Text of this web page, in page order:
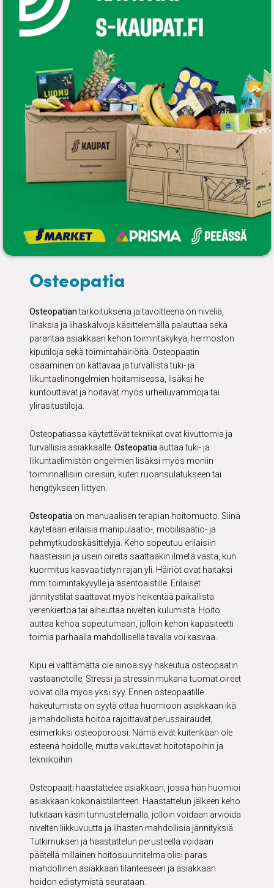
Osteopatia
Osteopatiantarkoituksena ja tavoitteena on niveliä,
lihaksia ja lihaskalvoja käsittelemällä palauttaa sekä
parantaa asiakkaan kehon toimintakykyä, hermoston
kiputiloja sekä toimintahäiriöitä. Osteopaatin
osaaminen on kattavaa ja turvallista tuki- ja
liikuntaelinongelmien hoitamisessa, lisäksi he
kuntouttavat ja hoitavat myös urheiluvammoja tai
ylirasitustiloja.
Osteopatiassa käytettävät tekniikat ovat kivuttomia ja
turvallisia asiakkaalle.Osteopatia auttaa tuki- ja
liikuntaelimistön ongelmien lisäksi myös moniin
toiminnallisiin oireisiin, kuten ruoansulatukseen tai
hengitykseen liittyen.
Osteopatia on manuaalisen terapian hoitomuoto. Siinä
käytetään erilaisia manipulaatio-, mobilisaatio- ja
pehmytkudoskäsittelyjä. Keho sopeutuu erilaisiin
haasteisiin ja usein oireita saattaakin ilmetä vasta, kun
kuormitus kasvaa tietyn rajan yli. Häiriöt ovat haitaksi
mm. toimintakyvylle ja asentoaistille. Erilaiset
jännitystilat saattavat myös heikentää paikallista
verenkiertoa tai aiheuttaa nivelten kulumista. Hoito
auttaa kehoa sopeutumaan, jolloin kehon kapasiteetti
toimia parhaalla mahdollisella tavalla voi kasvaa.
Kipu ei välttämättä ole ainoa syy hakeutua osteopaatin
vastaanotolle. Stressi ja stressin mukana tuomat oireet
voivat olla myös yksi syy. Ennen osteopaatille
hakeutumista on syytä ottaa huomioon asiakkaan ikä
ja mahdollista hoitoa rajoittavat perussairaudet,
esimerkiksi osteoporoosi. Nämä eivät kuitenkaan ole
esteenä hoidolle, mutta vaikuttavat hoitotapoihin ja
tekniikoihin.
Osteopaatti haastattelee asiakkaan, jossa hän huomioi
asiakkaan kokonaistilanteen. Haastattelun jälkeen keho
tutkitaan käsin tunnustelemalla, jolloin voidaan arvioida
nivelten liikkuvuutta ja lihasten mahdollisia jännityksiä.
Tutkimuksen ja haastattelun perusteella voidaan
päätellä millainen hoitosuunnitelma olisi paras
mahdollinen asiakkaan tilanteeseen ja asiakkaan
hoidon edistymistä seurataan.